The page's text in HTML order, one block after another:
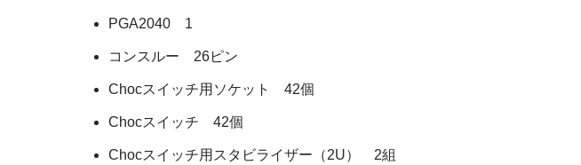
PGA2040 1
コンスルー 26ピン
Chocスイッチ用ソケット 42個
Chocスイッチ 42個
Chocスイッチ用スタビライザー（2U） 2組